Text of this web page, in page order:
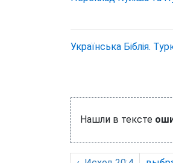
Українська Біблія.
Нашли в тексте